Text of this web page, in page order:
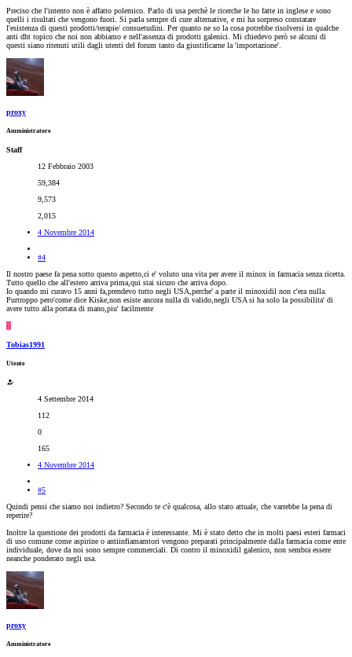
Preciso che l'intento non è affatto polemico. Parlo di usa perchè le ricerche le ho fatte in inglese e sono
quelli i risultati che vengono fuori. Si parla sempre di cure alternative, e mi ha sorpreso constatare
l'esistenza di questi prodotti/terapie/ consuetudini. Per quanto ne so la cosa potrebbe risolversi in qualche
anti dht topico che noi non abbiamo e nell'assenza di prodotti galenici. Mi chiedevo però se alcuni di
questi siano ritenuti utili dagli utenti del forum tanto da giustificarne la 'importazione'.
proxy
Amministratore
Staff
12 Febbraio 2003
59,384
9,573
2,015
4 Novembre 2014
#4
Il nostro paese fa pena sotto questo aspetto,ci e' voluto una vita per avere il minox in farmacia senza ricetta.
Tutto quello che all'estero arriva prima,qui stai sicuro che arriva dopo.
Io quando mi curavo 15 anni fa,prendevo tutto negli USA,perche' a parte il minoxidil non c'era nulla.
Purtroppo pero'come dice Kiske,non esiste ancora nulla di valido,negli USA si ha solo la possibilita' di
avere tutto alla portata di mano,piu' facilmente
T
Tobias1991
Utente
4 Settembre 2014
112
0
165
4 Novembre 2014
#5
Quindi pensi che siamo noi indietro? Secondo te c'è qualcosa, allo stato attuale, che varrebbe la pena di
reperire?
Inoltre la questione dei prodotti da farmacia è interessante. Mi è stato detto che in molti paesi esteri farmaci
di uso comune come aspirine o antiinfiamamtori vengono preparati principalmente dalla farmacia come ente
individuale, dove da noi sono sempre commerciali. Di contro il minoxidil galenico, non sembra essere
neanche ponderato negli usa.
proxy
Amministratore